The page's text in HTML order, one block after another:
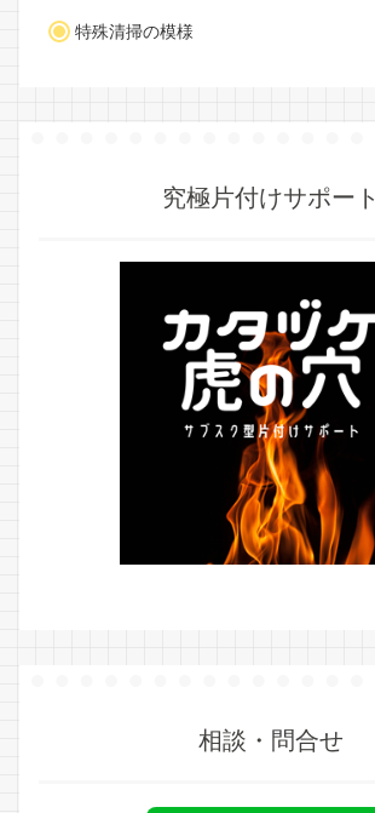
特殊清掃の模様
究極片付けサポート
相談・問合せ